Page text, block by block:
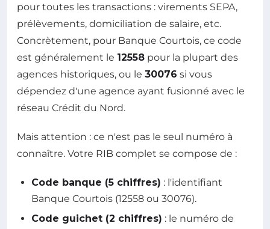
pour toutes les transactions : virements SEPA,
prélèvements, domiciliation de salaire, etc.
Concrètement, pour Banque Courtois, ce code
est généralement le 12558 pour la plupart des
agences historiques, ou le 30076 si vous
dépendez d'une agence ayant fusionné avec le
réseau Crédit du Nord.
Mais attention : ce n'est pas le seul numéro à
connaître. Votre RIB complet se compose de :
Code banque (5 chiffres) : l'identifiant
Banque Courtois (12558 ou 30076).
Code guichet (2 chiffres) : le numéro de